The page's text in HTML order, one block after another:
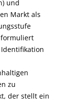
und
Markt als
formuliert
zu
der stellt ein